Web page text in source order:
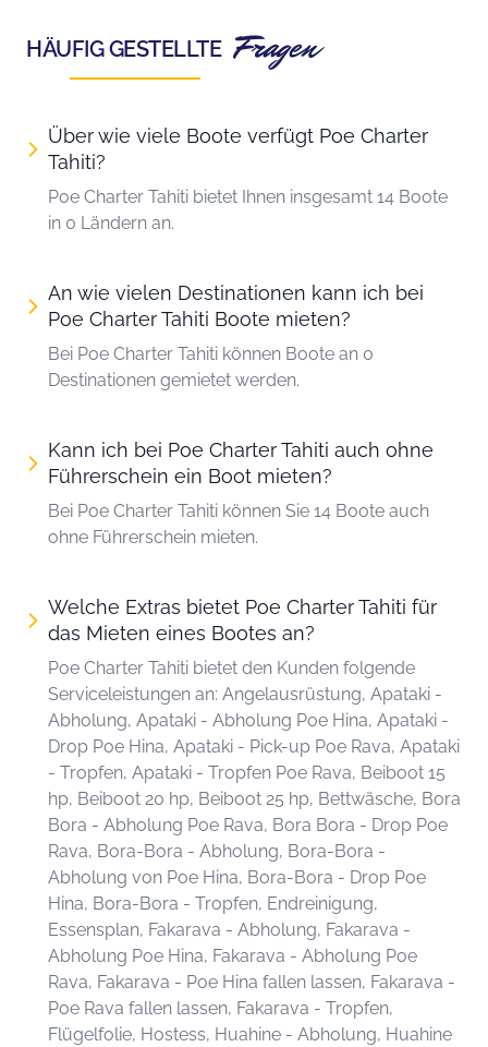
HÄUFIG GESTELLTE Fragen
Über wie viele Boote verfügt Poe Charter
Tahiti?
Poe Charter Tahiti bietet Ihnen insgesamt 14 Boote
in 0 Ländern an.
An wie vielen Destinationen kann ich bei
Poe Charter Tahiti Boote mieten?
Bei Poe Charter Tahiti können Boote an 0
Destinationen gemietet werden.
Kann ich bei Poe Charter Tahiti auch ohne
Führerschein ein Boot mieten?
Bei Poe Charter Tahiti können Sie 14 Boote auch
ohne Führerschein mieten.
Welche Extras bietet Poe Charter Tahiti für
das Mieten eines Bootes an?
Poe Charter Tahiti bietet den Kunden folgende
Serviceleistungen an: Angelausrüstung, Apataki -
Abholung, Apataki - Abholung Poe Hina, Apataki -
Drop Poe Hina, Apataki - Pick-up Poe Rava, Apataki
- Tropfen, Apataki - Tropfen Poe Rava, Beiboot 15
hp, Beiboot 20 hp, Beiboot 25 hp, Bettwäsche, Bora
Bora - Abholung Poe Rava, Bora Bora - Drop Poe
Rava, Bora-Bora - Abholung, Bora-Bora -
Abholung von Poe Hina, Bora-Bora - Drop Poe
Hina, Bora-Bora - Tropfen, Endreinigung,
Essensplan, Fakarava - Abholung, Fakarava -
Abholung Poe Hina, Fakarava - Abholung Poe
Rava, Fakarava - Poe Hina fallen lassen, Fakarava -
Poe Rava fallen lassen, Fakarava - Tropfen,
Flügelfolie, Hostess, Huahine - Abholung, Huahine